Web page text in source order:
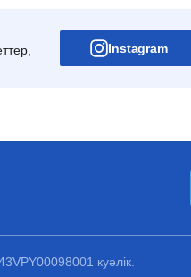
Instagram
куәлік.